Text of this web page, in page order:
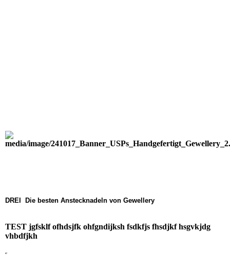
DREI Die besten Anstecknadeln von Gewellery
TEST jgfsklf ofhdsjfk ohfgndijksh fsdkfjs fhsdjkf hsgvkjdg
vhbdfjkh
97